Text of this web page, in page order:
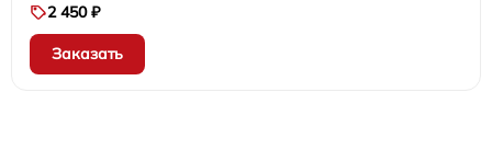
2 450 ₽
Заказать